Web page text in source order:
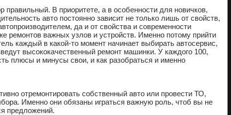
правильный. В приоритете, а в особенности для новичков,
авто постоянно зависит не только лишь от свойств,
да и от свойства и современности
ремонтов важных узлов и устройств. Именно потому прийти
каждый в какой-то момент начинает выбирать автосервис,
высококачественный ремонт машинки. У каждого 100,
плюсы и минусы свои, и как разобраться и именно
отремонтировать собственный авто или провести ТО,
Именно они обязаны играться важную роль, чтоб вы не
предложений.